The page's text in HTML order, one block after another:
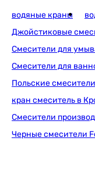
водяные краны
Джойстиковые
Смесители для
Смесители для
Польские
кран смеситель в
Смесители
Черные смесители